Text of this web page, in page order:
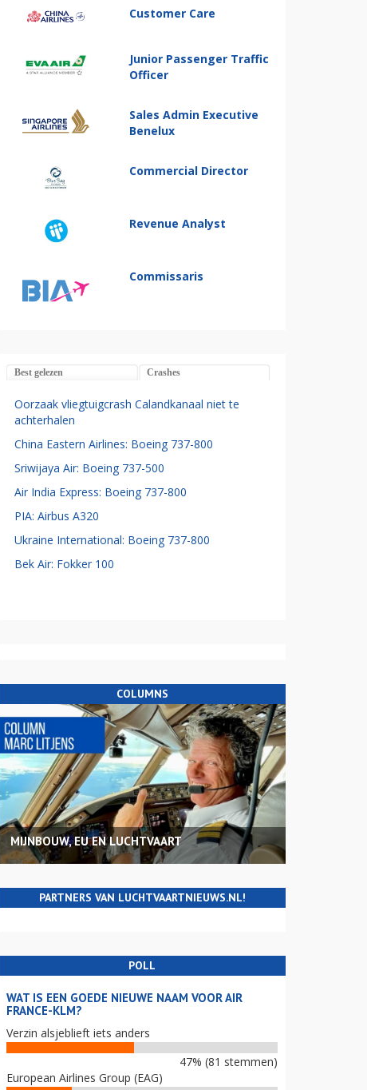
Customer Care
Junior Passenger Traffic
Officer
Sales Admin Executive
Benelux
Commercial Director
Revenue Analyst
Commissaris
Best gelezen Crashes
Oorzaak vliegtuigcrash Calandkanaal niet te
achterhalen
China Eastern Airlines: Boeing 737-800
Sriwijaya Air: Boeing 737-500
Air India Express: Boeing 737-800
PIA: Airbus A320
Ukraine International: Boeing 737-800
Bek Air: Fokker 100
COLUMNS
MIJNBOUW, EU EN LUCHTVAART
PARTNERS VAN LUCHTVAARTNIEUWS.NL!
POLL
WAT IS EEN GOEDE NIEUWE NAAM VOOR AIR
FRANCE-KLM?
Verzin alsjeblieft iets anders
47% (81 stemmen)
European Airlines Group (EAG)